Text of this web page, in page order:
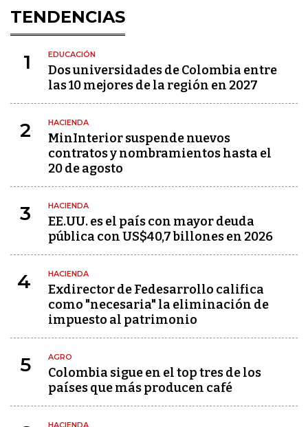
TENDENCIAS
1 EDUCACIÓN
Dos universidades de Colombia entre
las 10 mejores de la región en 2027
2 HACIENDA
MinInterior suspende nuevos
contratos y nombramientos hasta el
20 de agosto
3 HACIENDA
EE.UU. es el país con mayor deuda
pública con US$40,7 billones en 2026
4 HACIENDA
Exdirector de Fedesarrollo califica
como "necesaria" la eliminación de
impuesto al patrimonio
5 AGRO
Colombia sigue en el top tres de los
países que más producen café
HACIENDA